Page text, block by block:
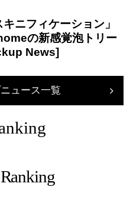
ニフィケーション」
の新感覚泡トリー
ュース一覧